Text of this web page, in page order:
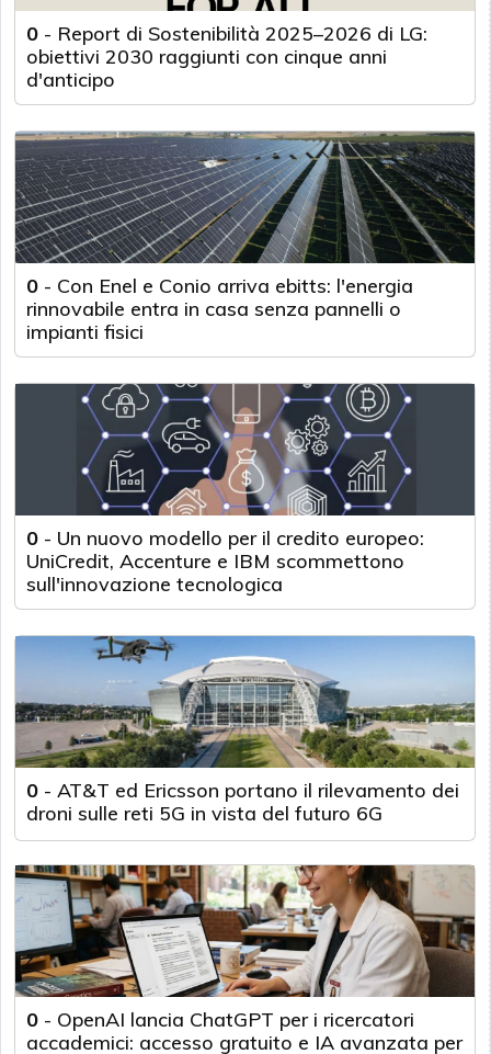
0 - Report di Sostenibilità 2025–2026 di LG:
obiettivi 2030 raggiunti con cinque anni
d'anticipo
0 - Con Enel e Conio arriva ebitts: l'energia
rinnovabile entra in casa senza pannelli o
impianti fisici
0 - Un nuovo modello per il credito europeo:
UniCredit, Accenture e IBM scommettono
sull'innovazione tecnologica
0 - AT&T ed Ericsson portano il rilevamento dei
droni sulle reti 5G in vista del futuro 6G
0 - OpenAI lancia ChatGPT per i ricercatori
accademici: accesso gratuito e IA avanzata per